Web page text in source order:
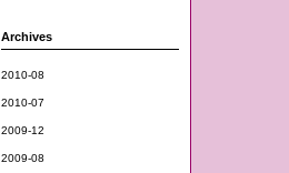
Archives
2010-08
2010-07
2009-12
2009-08